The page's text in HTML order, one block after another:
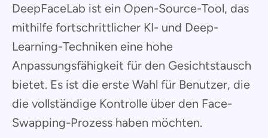
DeepFaceLab ist ein Open-Source-Tool, das
mithilfe fortschrittlicher KI- und Deep-
Learning-Techniken eine hohe
Anpassungsfähigkeit für den Gesichtstausch
bietet. Es ist die erste Wahl für Benutzer, die
die vollständige Kontrolle über den Face-
Swapping-Prozess haben möchten.